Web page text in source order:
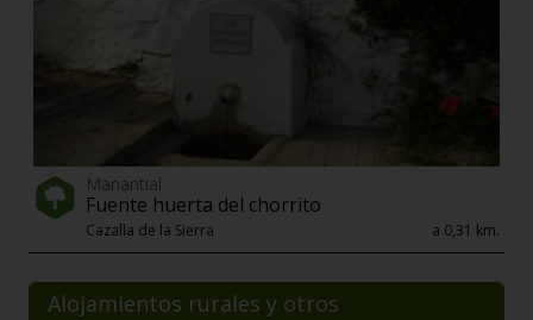
Manantial
Fuente huerta del chorrito
Cazalla de la Sierra a 0,31 km.
Alojamientos rurales y otros